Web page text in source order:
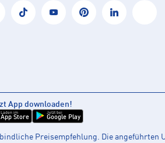
App downloaden!
Laden im
App Store
Jetzt bei
Google Play
Preisempfehlung. Die